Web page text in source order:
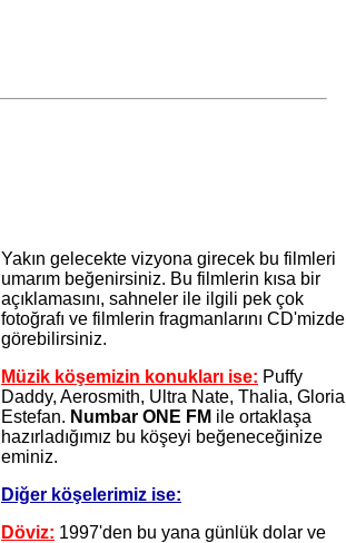
Yakın gelecekte vizyona girecek bu filmleri
umarım beğenirsiniz. Bu filmlerin kısa bir
açıklamasını, sahneler ile ilgili pek çok
fotoğrafı ve filmlerin fragmanlarını CD'mizde
görebilirsiniz.
Müzik köşemizin konukları ise: Puffy
Daddy, Aerosmith, Ultra Nate, Thalia, Gloria
Estefan. Numbar ONE FM ile ortaklaşa
hazırladığımız bu köşeyi beğeneceğinize
eminiz.
Diğer köşelerimiz ise:
Döviz: 1997'den bu yana günlük dolar ve